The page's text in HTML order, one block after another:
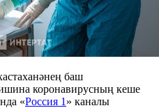
баш
коронавирусның кеше
«Россия 1 » каналы